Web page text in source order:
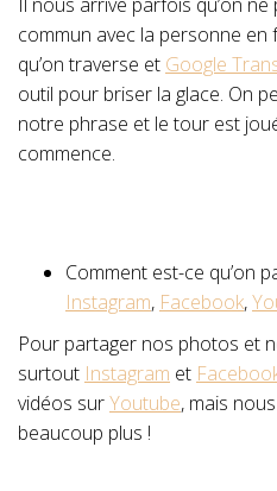
commun avec la personne en
qu’on traverse et Google
outil pour briser la glace. On
notre phrase et le tour est
commence.
Comment est-ce qu’on
Instagram, Facebook,
Pour partager nos photos et
surtout Instagram et
vidéos surYoutube, mais
beaucoup plus !